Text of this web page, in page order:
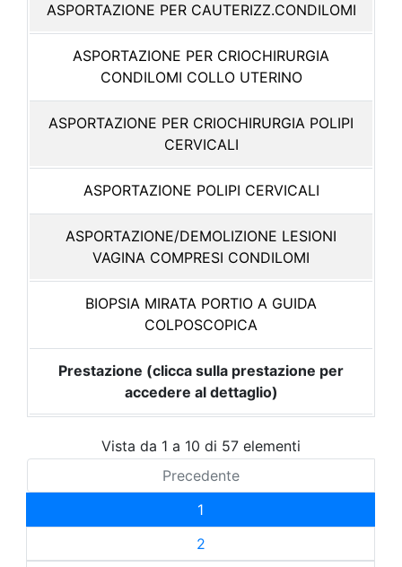
ASPORTAZIONE PER CAUTERIZZ.CONDILOMI
ASPORTAZIONE PER CRIOCHIRURGIA
CONDILOMI COLLO UTERINO
ASPORTAZIONE PER CRIOCHIRURGIA POLIPI
CERVICALI
ASPORTAZIONE POLIPI CERVICALI
ASPORTAZIONE/DEMOLIZIONE LESIONI
VAGINA COMPRESI CONDILOMI
BIOPSIA MIRATA PORTIO A GUIDA
COLPOSCOPICA
Prestazione (clicca sulla prestazione per
accedere al dettaglio)
Vista da 1 a 10 di 57 elementi
Precedente
1
2